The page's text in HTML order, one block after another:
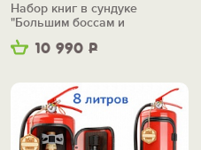
10 990 Р
Набор книг в сундуке
"Большим боссам и
маленьким"